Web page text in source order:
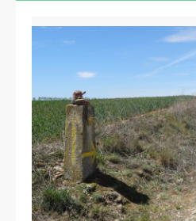
Localidades
Foncebadón
Denominación
Acarreo y
Otras denominaciones:
Montjoies (francés)
Fechas
Desde la Antigüedad